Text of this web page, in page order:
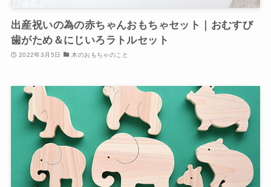
出産祝いの為の赤ちゃんおもちゃセット｜おむすび
歯がため＆にじいろラトルセット
2022年3月5日 木のおもちゃのこと